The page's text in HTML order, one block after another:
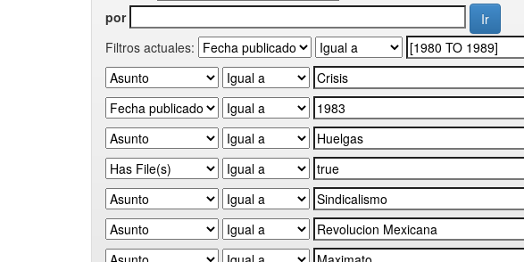
por
Filtros actuales: